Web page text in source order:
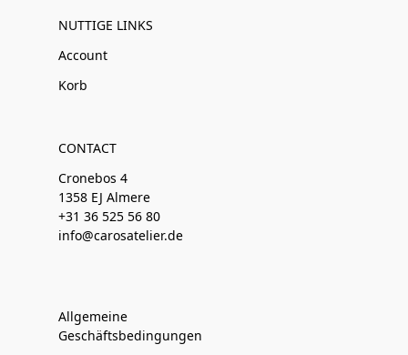
NUTTIGE LINKS
Account
Korb
CONTACT
Cronebos 4
1358 EJ Almere
+31 36 525 56 80
info@carosatelier.de
Allgemeine
Geschäftsbedingungen